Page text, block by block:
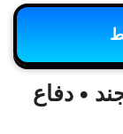
• دفاع